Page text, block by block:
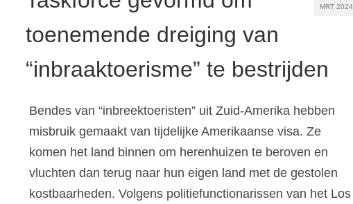
MRT 2024
toenemende dreiging van
“inbraaktoerisme” te bestrijden
Bendes van “inbreektoeristen” uit Zuid-Amerika hebben
misbruik gemaakt van tijdelijke Amerikaanse visa. Ze
komen het land binnen om herenhuizen te beroven en
vluchten dan terug naar hun eigen land met de gestolen
kostbaarheden. Volgens politiefunctionarissen van het Los